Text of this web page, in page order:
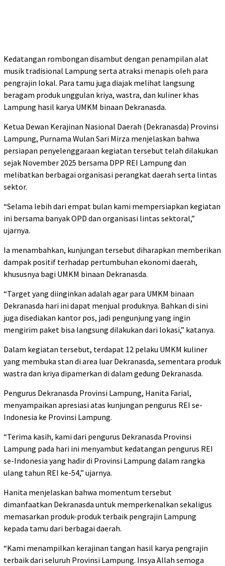
Kedatangan rombongan disambut dengan penampilan alat
musik tradisional Lampung serta atraksi menapis oleh para
pengrajin lokal. Para tamu juga diajak melihat langsung
beragam produk unggulan kriya, wastra, dan kuliner khas
Lampung hasil karya UMKM binaan Dekranasda.
Ketua Dewan Kerajinan Nasional Daerah (Dekranasda) Provinsi
Lampung, Purnama Wulan Sari Mirza menjelaskan bahwa
persiapan penyelenggaraan kegiatan tersebut telah dilakukan
sejak November 2025 bersama DPP REI Lampung dan
melibatkan berbagai organisasi perangkat daerah serta lintas
sektor.
“Selama lebih dari empat bulan kami mempersiapkan kegiatan
ini bersama banyak OPD dan organisasi lintas sektoral,”
ujarnya.
Ia menambahkan, kunjungan tersebut diharapkan memberikan
dampak positif terhadap pertumbuhan ekonomi daerah,
khususnya bagi UMKM binaan Dekranasda.
“Target yang diinginkan adalah agar para UMKM binaan
Dekranasda hari ini dapat menjual produknya. Bahkan di sini
juga disediakan kantor pos, jadi pengunjung yang ingin
mengirim paket bisa langsung dilakukan dari lokasi,” katanya.
Dalam kegiatan tersebut, terdapat 12 pelaku UMKM kuliner
yang membuka stan di area luar Dekranasda, sementara produk
wastra dan kriya dipamerkan di dalam gedung Dekranasda.
Pengurus Dekranasda Provinsi Lampung, Hanita Farial,
menyampaikan apresiasi atas kunjungan pengurus REI se-
Indonesia ke Provinsi Lampung.
“Terima kasih, kami dari pengurus Dekranasda Provinsi
Lampung pada hari ini menyambut kedatangan pengurus REI
se-Indonesia yang hadir di Provinsi Lampung dalam rangka
ulang tahun REI ke-54,” ujarnya.
Hanita menjelaskan bahwa momentum tersebut
dimanfaatkan Dekranasda untuk memperkenalkan sekaligus
memasarkan produk-produk terbaik pengrajin Lampung
kepada tamu dari berbagai daerah.
“Kami menampilkan kerajinan tangan hasil karya pengrajin
terbaik dari seluruh Provinsi Lampung. Insya Allah semoga